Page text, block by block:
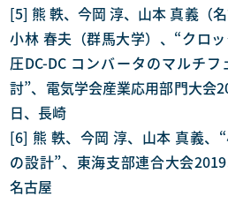
[5] 熊 軼、今岡 淳、山本 真義（名
小林 春夫（群馬大学）、“クロ
圧DC-DC コンバータのマルチ
討”、電気学会産業応用部門大会
日、長崎
[6] 熊 軼、今岡 淳、山本 真義、
の設計”、東海支部連合大会
名古屋